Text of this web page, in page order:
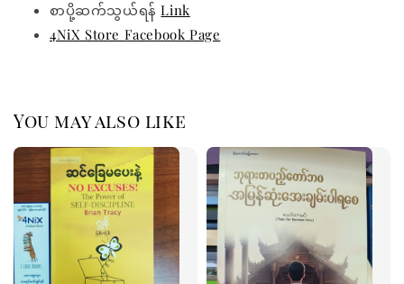
စာပို့ဆက်သွယ်ရန်Link
4NiX Store Facebook Page
You may also like